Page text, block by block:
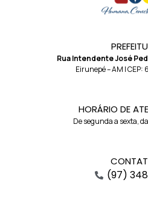
Rua Intendente José
Eirunepé – AM |
HORÁRIO DE
De segunda a sexta,
(97)